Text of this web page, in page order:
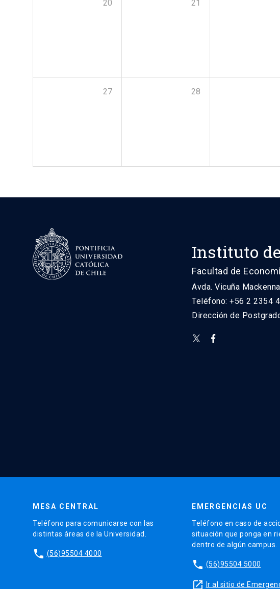
20 21
27 28
Instituto
Facultad de
Avda. Vicuña
Teléfono: +56 2 2354
Dirección de
MESA CENTRAL
Teléfono para comunicarse con las
distintas áreas de la Universidad.
phone (56)95504 4000
EMERGENCIAS UC
Teléfono en caso de
situación que ponga en
dentro de algún campus.
phone (56)95504 5000
launch Ir al sitio de